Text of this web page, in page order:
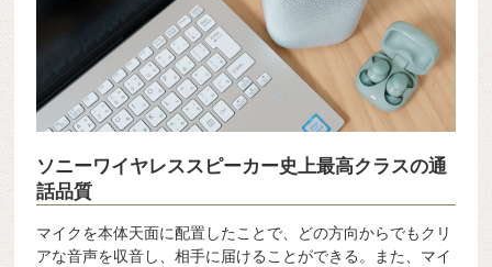
ソニーワイヤレススピーカー史上最高クラスの通
話品質
マイクを本体天面に配置したことで、どの方向からでもクリ
アな音声を収音し、相手に届けることができる。また、マイ